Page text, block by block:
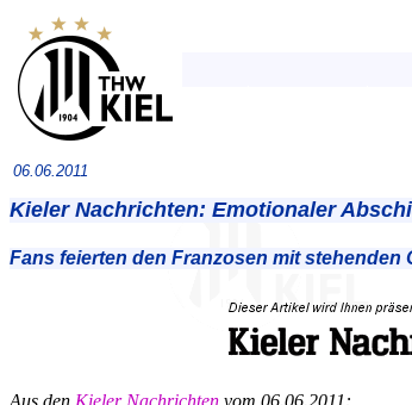
06.06.2011
Kieler Nachrichten: Emotionaler
Fans feierten den Franzosen mit stehenden
Aus den Kieler Nachrichten vom 06.06.2011: